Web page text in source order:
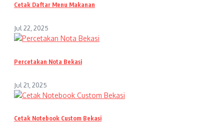
Cetak Daftar Menu Makanan
Jul 22, 2025
Percetakan Nota Bekasi
Jul 21, 2025
Cetak Notebook Custom Bekasi